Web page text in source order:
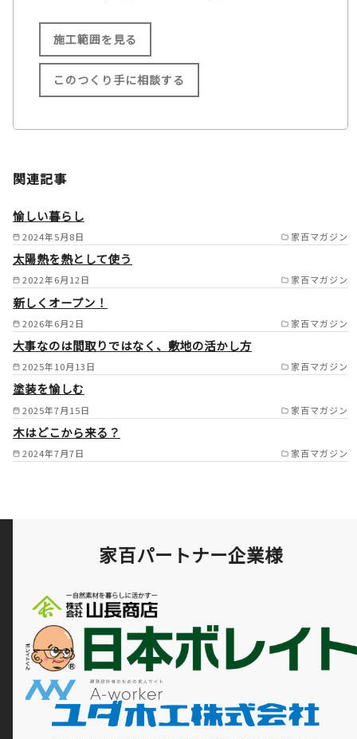
施工範囲を見る
施工範囲
面市/豊中市/東大阪市/西宮市/
尼崎市大津市/草津市/栗東市守
山市 /
このつくり手に相談する
関連記事
2024年5月8日 家百マガジン
愉しい暮らし
2022年6月12日 家百マガジン
太陽熱を熱として使う
2026年6月2日 家百マガジン
新しくオープン！
2025年10月13日 家百マガジン
大事なのは間取りではなく、敷地の活かし方
2025年7月15日 家百マガジン
塗装を愉しむ
2024年7月7日 家百マガジン
木はどこから来る？
家百パートナー企業様